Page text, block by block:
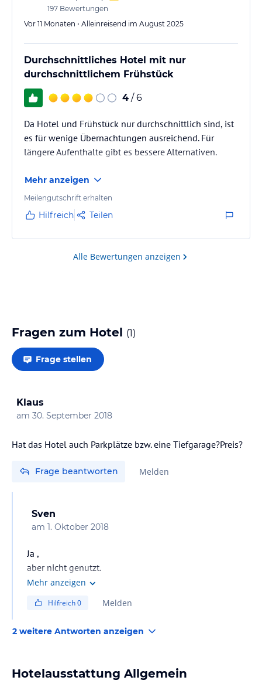
197 Bewertungen
Vor 11 Monaten • Alleinreisend im August 2025
Durchschnittliches Hotel mit nur
durchschnittlichem Frühstück
4 / 6
Da Hotel und Frühstück nur durchschnittlich sind, ist
es für wenige Übernachtungen ausreichend. Für
längere Aufenthalte gibt es bessere Alternativen.
Mehr anzeigen
Meilengutschrift erhalten
Hilfreich Teilen
Alle Bewertungen anzeigen
Fragen zum Hotel (1)
Frage stellen
Klaus
am 30. September 2018
Hat das Hotel auch Parkplätze bzw. eine Tiefgarage?Preis?
Frage beantworten Melden
Sven
am 1. Oktober 2018
Ja ,
aber nicht genutzt.
Mehr anzeigen
Hilfreich0 Melden
2 weitere Antworten anzeigen
Hotelausstattung Allgemein